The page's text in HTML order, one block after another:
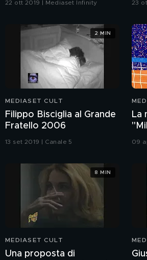
22 ott 2019 | Mediaset Infinity 23
MEDIASET CULT
Filippo Bisciglia al Grande
Fratello 2006
13 set 2019 | Canale 5
2 MIN
La
09
MEDIASET CULT
Una proposta di
8 MIN